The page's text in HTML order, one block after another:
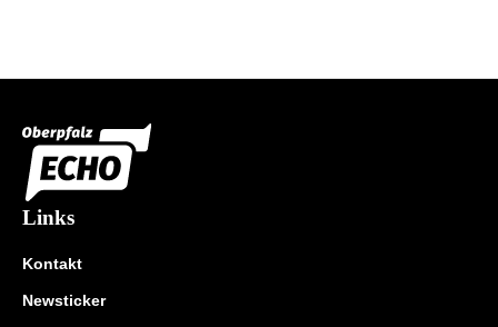
Links
Kontakt
Newsticker